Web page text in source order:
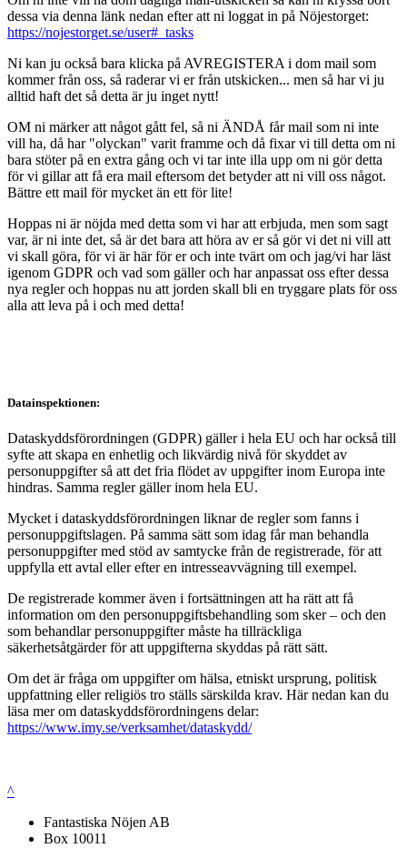
dessa via denna länk nedan efter att ni loggat in på Nöjestorget:
https://nojestorget.se/user#_tasks
Ni kan ju också bara klicka på AVREGISTERA i dom mail som
kommer från oss, så raderar vi er från utskicken... men så har vi ju
alltid haft det så detta är ju inget nytt!
OM ni märker att något gått fel, så ni ÄNDÅ får mail som ni inte
vill ha, då har "olyckan" varit framme och då fixar vi till detta om ni
bara stöter på en extra gång och vi tar inte illa upp om ni gör detta
för vi gillar att få era mail eftersom det betyder att ni vill oss något.
Bättre ett mail för mycket än ett för lite!
Hoppas ni är nöjda med detta som vi har att erbjuda, men som sagt
var, är ni inte det, så är det bara att höra av er så gör vi det ni vill att
vi skall göra, för vi är här för er och inte tvärt om och jag/vi har läst
igenom GDPR och vad som gäller och har anpassat oss efter dessa
nya regler och hoppas nu att jorden skall bli en tryggare plats för oss
alla att leva på i och med detta!
Datainspektionen:
Dataskyddsförordningen (GDPR) gäller i hela EU och har också till
syfte att skapa en enhetlig och likvärdig nivå för skyddet av
personuppgifter så att det fria flödet av uppgifter inom Europa inte
hindras. Samma regler gäller inom hela EU.
Mycket i dataskyddsförordningen liknar de regler som fanns i
personuppgiftslagen. På samma sätt som idag får man behandla
personuppgifter med stöd av samtycke från de registrerade, för att
uppfylla ett avtal eller efter en intresseavvägning till exempel.
De registrerade kommer även i fortsättningen att ha rätt att få
information om den personuppgiftsbehandling som sker – och den
som behandlar personuppgifter måste ha tillräckliga
säkerhetsåtgärder för att uppgifterna skyddas på rätt sätt.
Om det är fråga om uppgifter om hälsa, etniskt ursprung, politisk
uppfattning eller religiös tro ställs särskilda krav. Här nedan kan du
läsa mer om dataskyddsförordningens delar:
https://www.imy.se/verksamhet/dataskydd/
^
Fantastiska Nöjen AB
Box 10011